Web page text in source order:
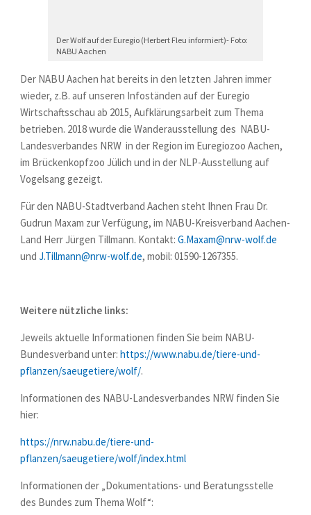
Der Wolf auf der Euregio (Herbert Fleu informiert)- Foto:
NABU Aachen
Der NABU Aachen hat bereits in den letzten Jahren immer
wieder, z.B. auf unseren Infoständen auf der Euregio
Wirtschaftsschau ab 2015, Aufklärungsarbeit zum Thema
betrieben. 2018 wurde die Wanderausstellung des NABU-
Landesverbandes NRW in der Region im Euregiozoo Aachen,
im Brückenkopfzoo Jülich und in der NLP-Ausstellung auf
Vogelsang gezeigt.
Für den NABU-Stadtverband Aachen steht Ihnen Frau Dr.
Gudrun Maxam zur Verfügung, im NABU-Kreisverband Aachen-
Land Herr Jürgen Tillmann. Kontakt: G.Maxam@nrw-wolf.de
und J.Tillmann@nrw-wolf.de, mobil: 01590-1267355.
Weitere nützliche links:
Jeweils aktuelle Informationen finden Sie beim NABU-
Bundesverband unter: https://www.nabu.de/tiere-und-
pflanzen/saeugetiere/wolf/.
Informationen des NABU-Landesverbandes NRW finden Sie
hier:
https://nrw.nabu.de/tiere-und-
pflanzen/saeugetiere/wolf/index.html
Informationen der „Dokumentations- und Beratungsstelle
des Bundes zum Thema Wolf“: